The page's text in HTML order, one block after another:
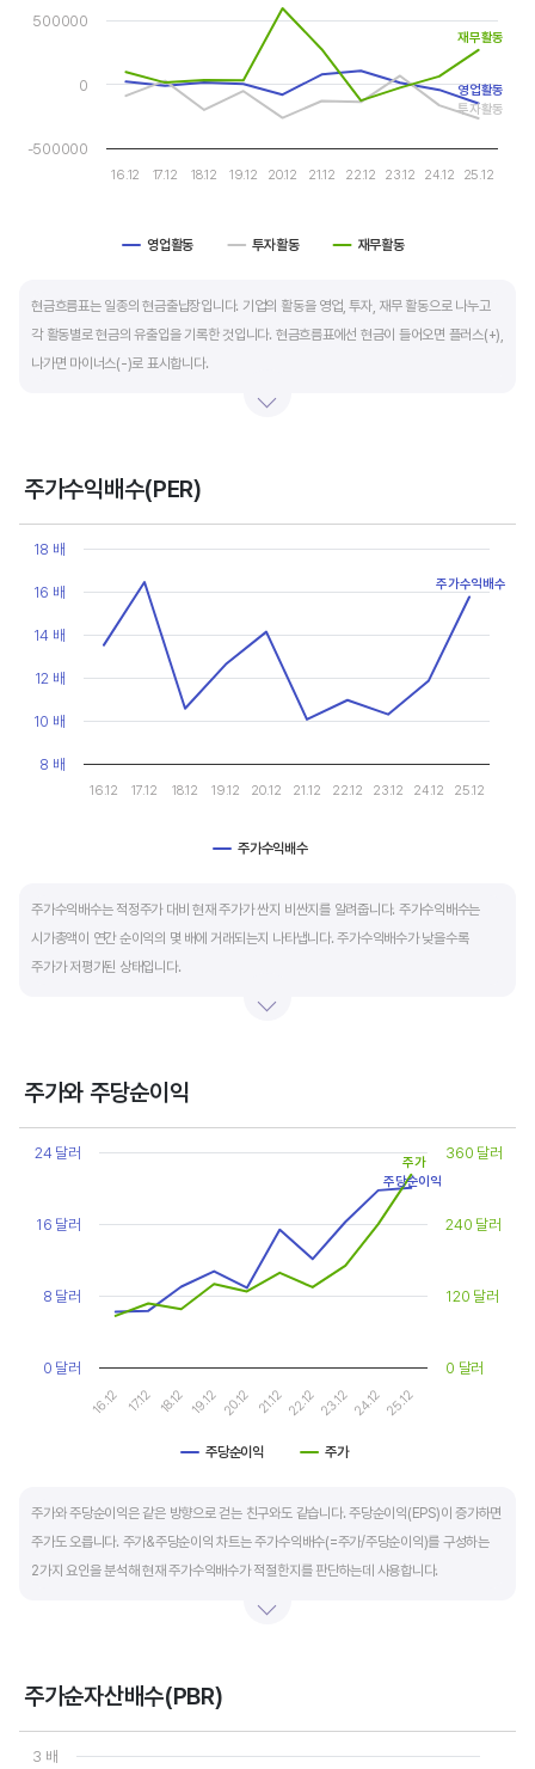
자금 운영에 유리합니다.
운전자본 회전일수는 매출채권 회전일수 + 재고자산 회전일수 - 매입채무 회전일수로
계산합니다. 매출채권 회전일수는 제품 판매 후 거래처로부터 현금으로 회수하는데 걸리는
The chart has 1 Y axis displaying values. Data ranges from -
영업활동 투자활동 재무활동
16.12 17.12 18.12 19.12 20.12 21.12 22.12 23.12 24.12 25.12
-500000
0
500000
영업활동
투자활동
재무활동
현금흐름표는 일종의 현금출납장입니다. 기업의 활동을 영업, 투자, 재무 활동으로 나누고
각 활동별로 현금의 유출입을 기록한 것입니다. 현금흐름표에선 현금이 들어오면 플러스(+),
나가면 마이너스(-)로 표시합니다.
투자활동 현금흐름은 기업의 기계 및 공장증설이나 금융자산 거래에서 발생하는
재무활동 현금흐름은 증자, 차입, 배당을 통해 발생하는 현금유출입을 뜻합니다.
영업활동으로 충분한 현금을 벌고 있는 기업은 금융기관의 차입금을 갚고, 배당을 지급하는
등 현금이 유출되기 때문에 마이너스(-)를 기록합니다.
현금흐름 플러스(+), 투자활동 현금흐름 마이너스(-), 재무활동 현금흐름이 마이너스(-)가
가장 좋습니다.
주가수익배수(PER)
Chart
Line chart with 10 data points.
The chart has 1 X axis displaying categories.
The chart has 1 Y axis displaying values. Data ranges from
주가수익배수
16.12 17.12 18.12 19.12 20.12 21.12 22.12 23.12 24.12 25.12
8 배
10 배
12 배
14 배
16 배
18 배
주가수익배수
주가수익배수는 적정주가 대비 현재 주가가 싼지 비싼지를 알려줍니다. 주가수익배수는
시가총액이 연간 순이익의 몇 배에 거래되는지 나타냅니다. 주가수익배수가 낮을수록
주가가 저평가된 상태입니다.
상대적으로 싸게 거래된다고 판단합니다.
순이익이 성장할때와 감소할때 주가수익배수는 다르게 평가받습니다. 순이익 성장률이
높으면 주가수익배수도 높게 평가 받습니다. 이는 순이익 성장률이 높으면 주가도 크게
상승한다는 뜻입니다.
10년 간 장기적인 주가수익배수의 움직임과 최고, 최저점을 확인한 후, 현재 시점
주가수익배수와 비교해 주가가 싼지 비싼지를 평가하는게 좋습니다. 일반적으로 장기적인
이익이 더 성장할 수 있을지 더 꼼꼼히 살피고 유의해야 합니다.
주가와 주당순이익
Chart
Line chart with 2 lines.
The chart has 1 X axis displaying categories.
The chart has 2 Y axes displaying values, and values.
주당순이익 주가
16.12 17.12 18.12 19.12 20.12 21.12 22.12 23.12 24.12 25.12
0 달러
8 달러
16 달러
24 달러
0 달러
120 달러
240 달러
360 달러
주당순이익
주가
주가와 주당순이익은 같은 방향으로 걷는 친구와도 같습니다. 주당순이익(EPS)이 증가하면
주가도 오릅니다. 주가&주당순이익 차트는 주가수익배수(=주가/주당순이익)를 구성하는
2가지 요인을 분석해 현재 주가수익배수가 적절한지를 판단하는데 사용합니다.
- 매수 검토 : 주당순이익 증가, 주가 상승
- 매도 검토 : 주당순이익 감소, 주가 횡보 또는 하락
주가순자산배수(PBR)
Chart
Line chart with 10 data points.
3 배